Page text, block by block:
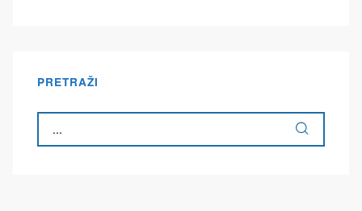
PRETRAŽI